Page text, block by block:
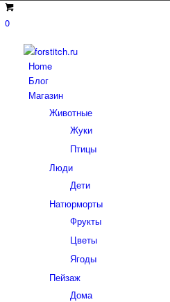
0
Home
Блог
Магазин
Животные
Жуки
Птицы
Люди
Дети
Натюрморты
Фрукты
Цветы
Ягоды
Пейзаж
Дома